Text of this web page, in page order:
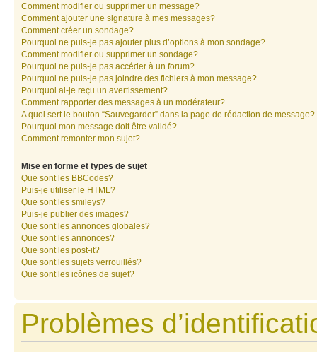
Comment modifier ou supprimer un message?
Comment ajouter une signature à mes messages?
Comment créer un sondage?
Pourquoi ne puis-je pas ajouter plus d’options à mon sondage?
Comment modifier ou supprimer un sondage?
Pourquoi ne puis-je pas accéder à un forum?
Pourquoi ne puis-je pas joindre des fichiers à mon message?
Pourquoi ai-je reçu un avertissement?
Comment rapporter des messages à un modérateur?
A quoi sert le bouton “Sauvegarder” dans la page de rédaction de message?
Pourquoi mon message doit être validé?
Comment remonter mon sujet?
Mise en forme et types de sujet
Que sont les BBCodes?
Puis-je utiliser le HTML?
Que sont les smileys?
Puis-je publier des images?
Que sont les annonces globales?
Que sont les annonces?
Que sont les post-it?
Que sont les sujets verrouillés?
Que sont les icônes de sujet?
Problèmes